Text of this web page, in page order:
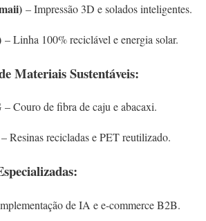
– Impressão 3D e solados inteligentes.
– Linha 100% reciclável e energia solar.
Materiais Sustentáveis:
– Couro de fibra de caju e abacaxi.
– Resinas recicladas e PET reutilizado.
de IA e e-commerce B2B.